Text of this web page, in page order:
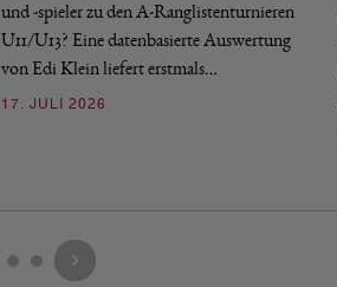
und -spieler zu den A-Ranglistenturnieren
U11/U13? Eine datenbasierte Auswertung
von Edi Klein liefert erstmals…
17. JULI 2026